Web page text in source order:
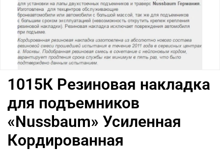
1015К Резиновая накладка
для подъемников
«Nussbaum» Усиленная
Кордированная